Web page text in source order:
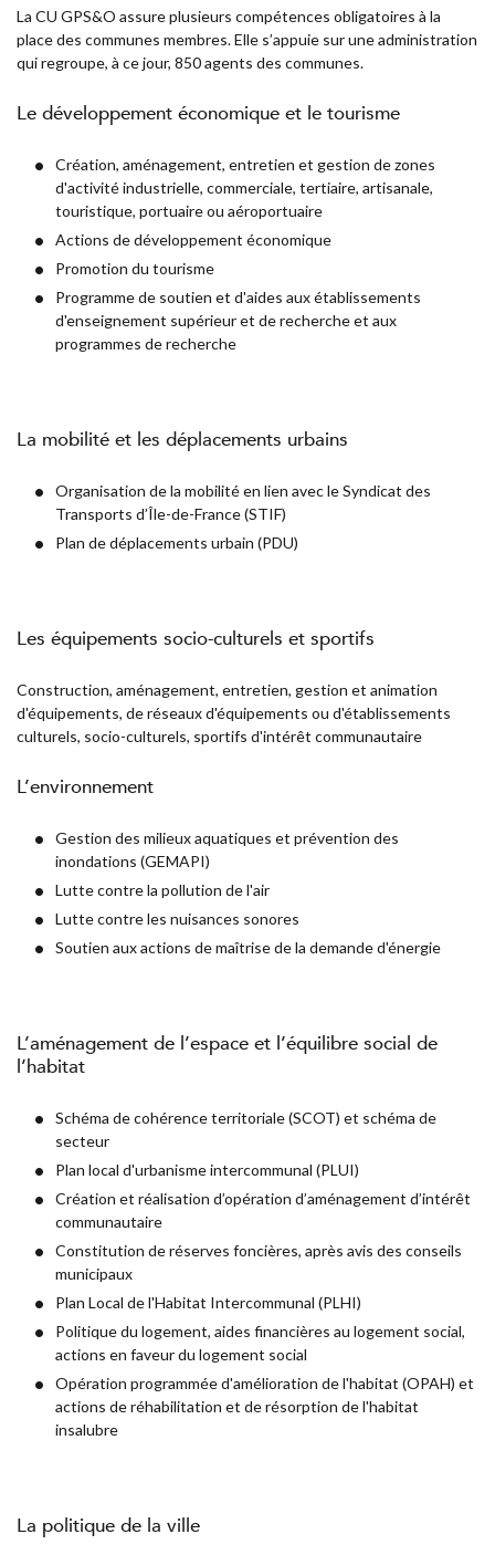
La CU GPS&O assure plusieurs compétences obligatoires à la
place des communes membres. Elle s’appuie sur une administration
qui regroupe, à ce jour, 850 agents des communes.
Le développement économique et le tourisme
Création, aménagement, entretien et gestion de zones
d'activité industrielle, commerciale, tertiaire, artisanale,
touristique, portuaire ou aéroportuaire
Actions de développement économique
Promotion du tourisme
Programme de soutien et d'aides aux établissements
d'enseignement supérieur et de recherche et aux
programmes de recherche
La mobilité et les déplacements urbains
Organisation de la mobilité en lien avec le Syndicat des
Transports d’Île-de-France (STIF)
Plan de déplacements urbain (PDU)
Les équipements socio-culturels et sportifs
Construction, aménagement, entretien, gestion et animation
d'équipements, de réseaux d'équipements ou d'établissements
culturels, socio-culturels, sportifs d'intérêt communautaire
L’environnement
Gestion des milieux aquatiques et prévention des
inondations (GEMAPI)
Lutte contre la pollution de l'air
Lutte contre les nuisances sonores
Soutien aux actions de maîtrise de la demande d'énergie
L’aménagement de l’espace et l’équilibre social de
l’habitat
Schéma de cohérence territoriale (SCOT) et schéma de
secteur
Plan local d'urbanisme intercommunal (PLUI)
Création et réalisation d’opération d’aménagement d’intérêt
communautaire
Constitution de réserves foncières, après avis des conseils
municipaux
Plan Local de l'Habitat Intercommunal (PLHI)
Politique du logement, aides financières au logement social,
actions en faveur du logement social
Opération programmée d'amélioration de l'habitat (OPAH) et
actions de réhabilitation et de résorption de l'habitat
insalubre
La politique de la ville